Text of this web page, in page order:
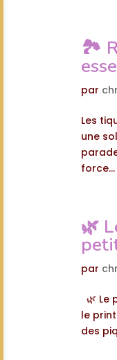
🏞️
par
Les
une
force...
🌿
par
🌿 Le
le
des